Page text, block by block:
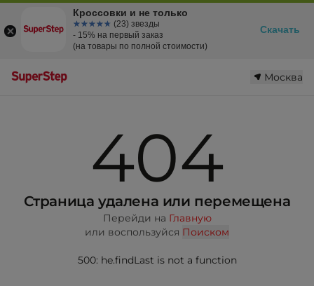
Москва
404
Страница удалена или перемещена
Перейди на Главную
или воспользуйся Поиском
500: he.findLast is not a function
Кроссовки и не только
☆☆☆☆☆
★★★★★ (23) звезды
- 15% на первый заказ
(на товары по полной стоимости)
Скачать